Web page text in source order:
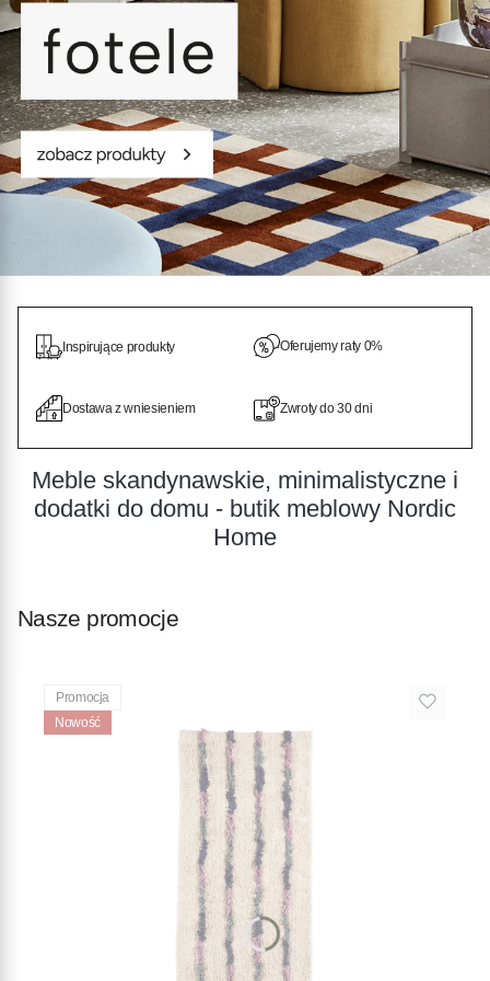
Inspirujące produkty
Dostawa z wniesieniem
Oferujemy raty 0%
Zwroty do 30 dni
Meble skandynawskie, minimalistyczne i
dodatki do domu - butik meblowy Nordic
Home
Nasze promocje
Promocja
Nowość